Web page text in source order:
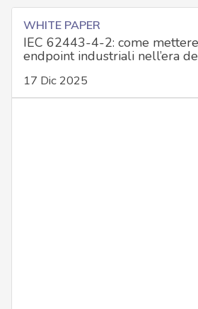
WHITE PAPER
IEC 62443-4-2: come
endpoint industriali nell’era
17 Dic 2025